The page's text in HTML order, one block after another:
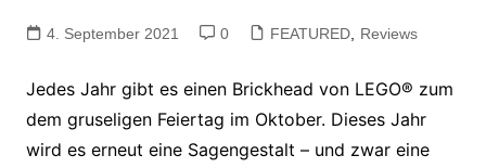
4. September 2021 0 FEATURED, Reviews
Jedes Jahr gibt es einen Brickhead von LEGO® zum
dem gruseligen Feiertag im Oktober. Dieses Jahr
wird es erneut eine Sagengestalt – und zwar eine